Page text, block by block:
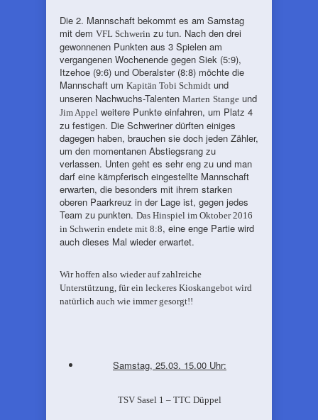
Die 2. Mannschaft bekommt es am Samstag
mit dem VFL Schwerin zu tun. Nach den drei
gewonnenen Punkten aus 3 Spielen am
vergangenen Wochenende gegen Siek (5:9),
Itzehoe (9:6) und Oberalster (8:8) möchte die
Mannschaft um Kapitän Tobi Schmidt und
unseren Nachwuchs-Talenten Marten Stange und
Jim Appel weitere Punkte einfahren, um Platz 4
zu festigen. Die Schweriner dürften einiges
dagegen haben, brauchen sie doch jeden Zähler,
um den momentanen Abstiegsrang zu
verlassen. Unten geht es sehr eng zu und man
darf eine kämpferisch eingestellte Mannschaft
erwarten, die besonders mit ihrem starken
oberen Paarkreuz in der Lage ist, gegen jedes
Team zu punkten. Das Hinspiel im Oktober 2016
in Schwerin endete mit 8:8, eine enge Partie wird
auch dieses Mal wieder erwartet.
Wir hoffen also wieder auf zahlreiche
Unterstützung, für ein leckeres Kioskangebot wird
natürlich auch wie immer gesorgt!!
Samstag, 25.03. 15.00 Uhr:
TSV Sasel 1 – TTC Düppel